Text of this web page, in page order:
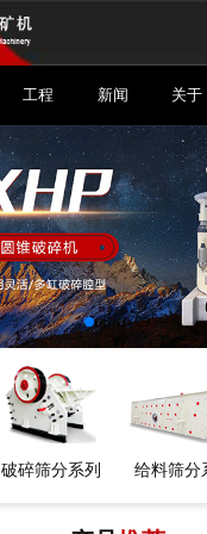
工程 新闻 关于
破碎筛分系列 给料筛分